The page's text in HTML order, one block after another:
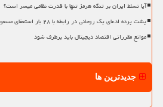
آیا تسلط ایران بر تنگه هرمز تنها با قدرت نظامی میسر است؟
پشت پرده ادعای یک روحانی در رابطه با ۲۸ بار استعفای مسعود پزشکیان
موانع مقرراتی اقتصاد دیجیتال باید برطرف شود
جدیدترین ها